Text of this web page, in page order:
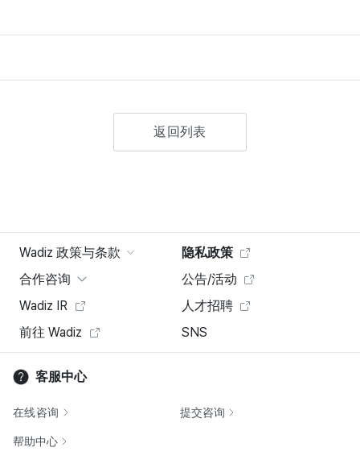
返回列表
Wadiz 政策与条款
隐私政策
合作咨询
公告/活动
Wadiz IR
人才招聘
前往 Wadiz
SNS
客服中心
在线咨询 提交咨询
帮助中心